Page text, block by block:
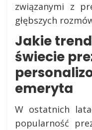
związanymi z
głębszych
Jakie
świecie
emeryta
W ostatnich
popularność